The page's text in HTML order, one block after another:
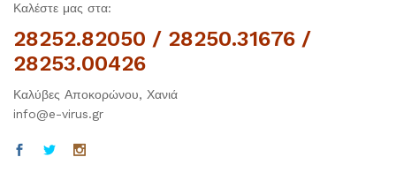
Καλέστε μας στα:
28252.82050 / 28250.31676 /
28253.00426
Καλύβες Αποκορώνου, Χανιά
info@e-virus.gr